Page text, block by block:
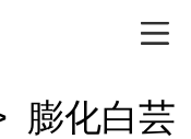
膨化白芸